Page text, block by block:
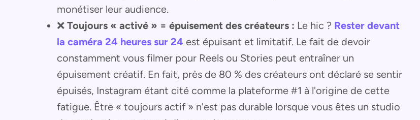
monétiser leur audience.
❌ Toujours « activé » = épuisement des créateurs : Le hic ? Rester devant
la caméra 24 heures sur 24 est épuisant et limitatif. Le fait de devoir
constamment vous filmer pour Reels ou Stories peut entraîner un
épuisement créatif. En fait, près de 80 % des créateurs ont déclaré se sentir
épuisés, Instagram étant cité comme la plateforme #1 à l'origine de cette
fatigue. Être « toujours actif » n'est pas durable lorsque vous êtes un studio